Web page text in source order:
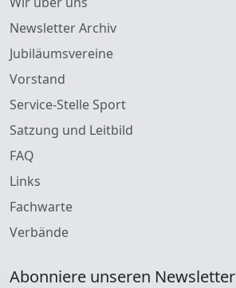
Newsletter Archiv
Jubiläumsvereine
Vorstand
Service-Stelle Sport
Satzung und Leitbild
FAQ
Links
Fachwarte
Verbände
Abonniere unseren Newsletter